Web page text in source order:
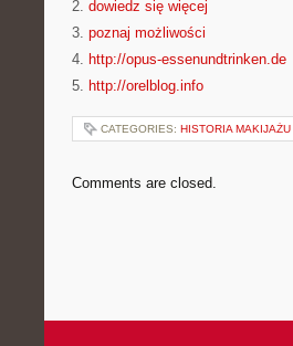
2. dowiedz się więcej
3. poznaj możliwości
4. http://opus-essenundtrinken.de
5. http://orelblog.info
CATEGORIES: HISTORIA MAKIJAŻU
Comments are closed.